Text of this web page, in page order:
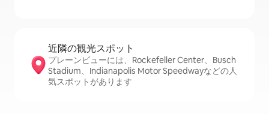
近隣の観光ス⁠ポ⁠ッ⁠ト
プレーンビューには、Rockefeller Center、Busch
Stadium、Indianapolis Motor Speedwayなどの人
気スポットがあります